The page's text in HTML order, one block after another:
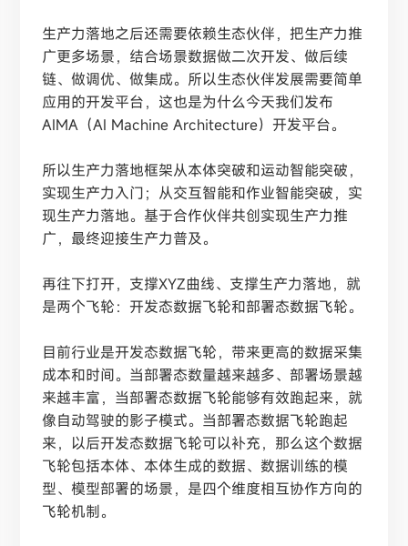
生产力落地之后还需要依赖生态伙伴，把生产力推
广更多场景，结合场景数据做二次开发、做后续
链、做调优、做集成。所以生态伙伴发展需要简单
应用的开发平台，这也是为什么今天我们发布
AIMA（AI Machine Architecture）开发平台。
所以生产力落地框架从本体突破和运动智能突破，
实现生产力入门；从交互智能和作业智能突破，实
现生产力落地。基于合作伙伴共创实现生产力推
广，最终迎接生产力普及。
再往下打开，支撑XYZ曲线、支撑生产力落地，就
是两个飞轮：开发态数据飞轮和部署态数据飞轮。
目前行业是开发态数据飞轮，带来更高的数据采集
成本和时间。当部署态数量越来越多、部署场景越
来越丰富，当部署态数据飞轮能够有效跑起来，就
像自动驾驶的影子模式。当部署态数据飞轮跑起
来，以后开发态数据飞轮可以补充，那么这个数据
飞轮包括本体、本体生成的数据、数据训练的模
型、模型部署的场景，是四个维度相互协作方向的
飞轮机制。